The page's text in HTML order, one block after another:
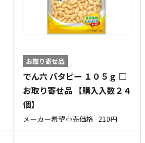
お取り寄せ品
でん六 バタピー １０５ｇ □
お取り寄せ品 【購入入数２４
個】
メーカー希望小売価格 210円